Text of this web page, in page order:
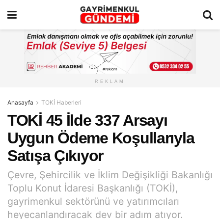
REKLAM
Anasayfa TOKİ Haberleri
TOKİ 45 İlde 337 Arsayı
Uygun Ödeme Koşullarıyla
Satışa Çıkıyor
Çevre, Şehircilik ve İklim Değişikliği Bakanlığı
Toplu Konut İdaresi Başkanlığı (TOKİ),
gayrimenkul sektörünü ve yatırımcıları
heyecanlandıracak dev bir adım atıyor.